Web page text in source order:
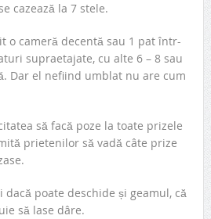
cazează la 7 stele.
o cameră decentă sau 1 pat într-
supraetajate, cu alte 6 – 8 sau
Dar el nefiind umblat nu are cum
să facă poze la toate prizele
prietenilor să vadă câte prize
dacă poate deschide și geamul, că
să lase dâre.